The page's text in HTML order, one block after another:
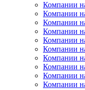
Компании
Компании
Компании
Компании
Компании
Компании
Компании
Компании
Компании
Компании